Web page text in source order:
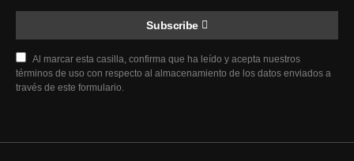
Subscribe
Al marcar esta casilla, confirma que ha leído y acepta nuestros
términos de uso con respecto al almacenamiento de los datos enviados a
través de este formulario.